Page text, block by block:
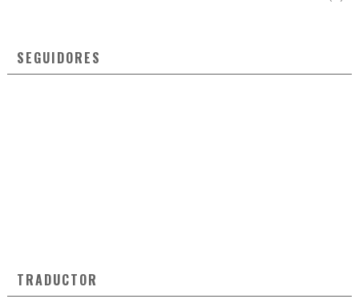
SEGUIDORES
TRADUCTOR